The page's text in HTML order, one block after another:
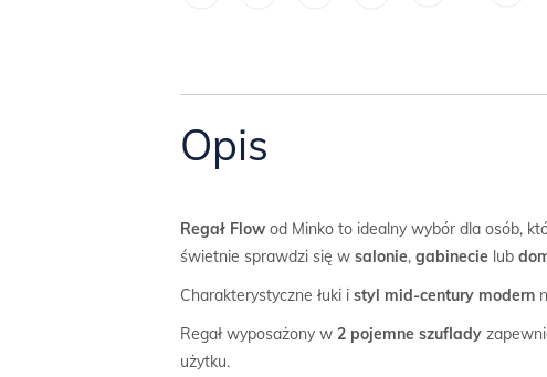
Opis
Regał Flow od Minko to idealny wybór dla osób,
świetnie sprawdzi się wsalonie,gabinecie lub
Charakterystyczne łuki istyl mid-century modern
Regał wyposażony w2 pojemne szuflady
użytku.